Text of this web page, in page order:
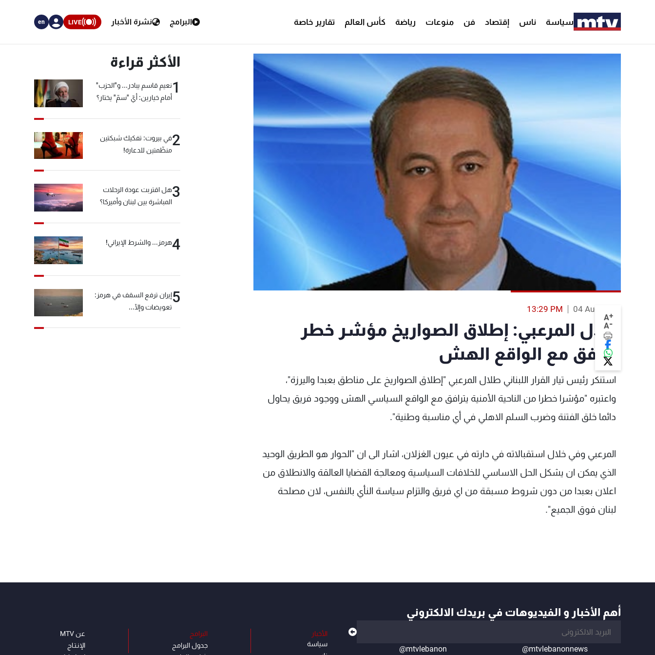
سياسة ناس إقتصاد فن منوعات رياضة كأس العالم تقارير خاصة البرامج نشرة الأخبار LIVE
en
A+
A-
04 Aug 2013
13:29 PM
طلال المرعبي: إطلاق الصواريخ مؤشر خطر
يترافق مع الواقع الهش
استنكر رئيس تيار القرار اللبناني طلال المرعبي "إطلاق الصواريخ على مناطق بعبدا واليرزة"،
واعتبره "مؤشرا خطرا من الناحية الأمنية يترافق مع الواقع السياسي الهش ووجود فريق يحاول
دائما خلق الفتنة وضرب السلم الاهلي في أي مناسبة وطنية".
المرعبي وفي خلال استقبالاته في دارته في عيون الغزلان، اشار الى ان "الحوار هو الطريق الوحيد
الذي يمكن ان يشكل الحل الاساسي للخلافات السياسية ومعالجة القضايا العالقة والانطلاق من
اعلان بعبدا من دون شروط مسبقة من اي فريق والتزام سياسة النأي بالنفس، لان مصلحة
لبنان فوق الجميع".
الأكثر قراءة
1نعيم قاسم يبادر... و"الحزب"
أمام خيارين: أيّ "سمّ" يختار؟
2في بيروت: تفكيك شبكتين
منظّمتين للدعارة!
3هل اقتربت عودة الرحلات
المباشرة بين لبنان وأميركا؟
4هرمز... والشرط الإيراني!
5إيران ترفع السقف في هرمز:
تعويضات وإلّا...
أهم الأخبار و الفيديوهات في بريدك الالكتروني
@mtvlebanonnews
@mtvlebanon
الأخبار
سياسة
البرامج
جدول البرامج
عن MTV
الإنـتـاج